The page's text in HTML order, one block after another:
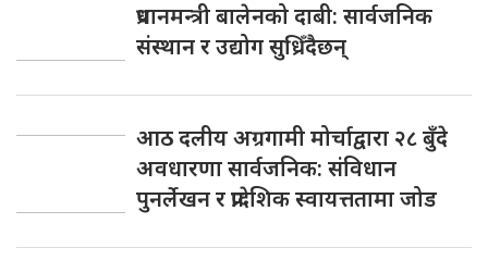
प्रधानमन्त्री बालेनको दाबी: सार्वजनिक
संस्थान र उद्योग सुध्रिँदैछन्
आठ दलीय अग्रगामी मोर्चाद्वारा २८ बुँदे
अवधारणा सार्वजनिक: संविधान
पुनर्लेखन र प्रादेशिक स्वायत्ततामा जोड